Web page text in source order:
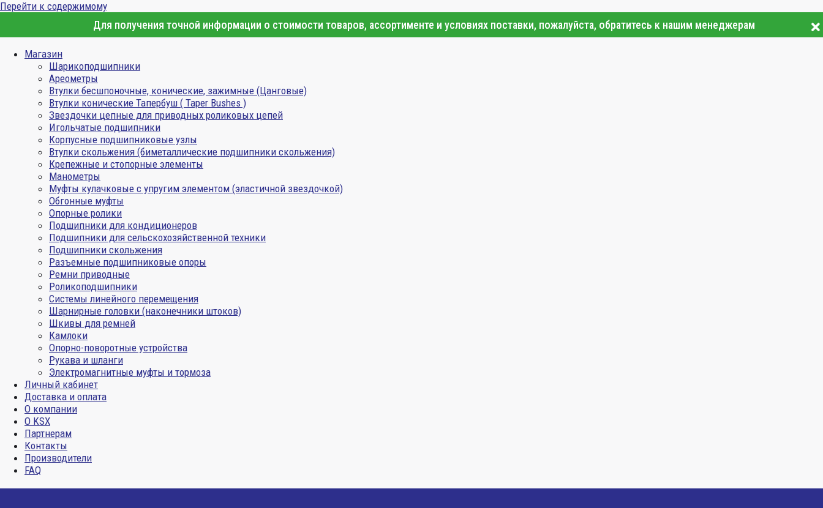
Перейти к содержимому
Для получения точной информации о стоимости товаров, ассортименте и условиях поставки, пожалуйста, обратитесь к нашим менеджерам
Магазин
Шарикоподшипники
Ареометры
Втулки бесшпоночные, конические, зажимные (Цанговые)
Втулки конические Тапербуш ( Taper Bushes )
Звездочки цепные для приводных роликовых цепей
Игольчатые подшипники
Корпусные подшипниковые узлы
Втулки скольжения (биметаллические подшипники скольжения)
Крепежные и стопорные элементы
Манометры
Муфты кулачковые с упругим элементом (эластичной звездочкой)
Обгонные муфты
Опорные ролики
Подшипники для кондиционеров
Подшипники для сельскохозяйственной техники
Подшипники скольжения
Разъемные подшипниковые опоры
Ремни приводные
Роликоподшипники
Системы линейного перемещения
Шарнирные головки (наконечники штоков)
Шкивы для ремней
Камлоки
Опорно-поворотные устройства
Рукава и шланги
Электромагнитные муфты и тормоза
Личный кабинет
Доставка и оплата
О компании
О KSX
Партнерам
Контакты
Производители
FAQ